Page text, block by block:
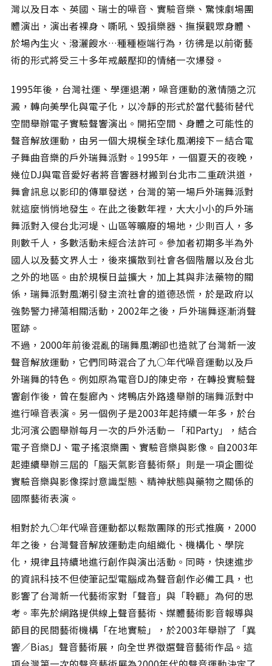
灣以及日本、英國、瑞士的噪音、實驗音樂、驚悚劇場團
體演出，演出者裸身、嘶吼、毀損樂器、撫摸觀眾身體、
於場內生火、潑灑餿水…種種極端行為，彷彿是以前衛藝
術的形式將受三十多年戒嚴壓抑的情緒一次爆發。
1995年後，台灣社運、學運退潮，噪音運動的激情隨之沉
澱，轉向美學化與電子化，以冷靜的形式於當代藝術替代
空間舉辦電子實驗聲響演出。開拓空間、身體之可能性的
聲音解放運動，由另一個大規模全球化風潮接下－結合電
子舞曲音樂的戶外瑞舞派對。1995年，一個夏天的夜晚，
幾位DJ與電音愛好者將音響器材搬到台北市二重疏洪道，
舞會訊息以影印的傳單發送，台灣的第一場戶外瑞舞派對
就這麼悄悄地發生。在此之後數年裡，大大小小的戶外瑞
舞派對入侵台北河堤、山區等曠廢的場地，少則百人，多
則數千人，多數活動未經合法許可。參加者初期多半為外
國人以及藝文界人士，後來擴散到社會各個階層以及台北
之外的地區。由於規模日益擴大，加上其與非法藥物的關
係，瑞舞派對風潮引發主流社會的道德恐慌，於是政府以
強勢警力掃蕩相關活動，2002年之後，戶外瑞舞逐漸消聲
匿跡。
不過，2000年前後混亂的瑞舞風潮卻也造就了台灣新一波
聲音解放運動，它們同時混合了九○年代噪音運動以及戶
外瑞舞的特色。例如原為電音DJ的陳史帝，在轉投實驗聲
響創作後，曾在髮廊內、烤鴨店外路邊舉辦的瑞舞派對中
進行噪音表演。另一個例子是2003年起持續一年多，於台
北河濱公園舉辦每月一次的戶外活動－「和Party」，結合
電子音樂DJ、電子搖滾樂團、實驗音樂與影像。自2003年
起連續舉辦三屆的「腦天氣影音藝術祭」則是一項企圖從
實驗音樂與影像探討意識型態、精神狀態與藥物之關係的
國際藝術表演。
相對於九○年代噪音運動都以鬆散團隊的形式推廣，2000
年之後，台灣聲音解放運動走向組織化、機構化、學院
化，規律且持續地進行創作與演出活動。同時，快速進步
的資訊科技不但使筆記型電腦成為聲音創作必備工具，也
影響了台灣新一代藝術家對「聲音」與「聆聽」為何的思
考。率先於網路提供線上聲音藝術、媒體藝術影音報導與
節目的民間藝術機構「在地實驗」，於2003年舉辦了「異
響∕Bias」聲音藝術展，向全世界徵選聲音藝術作品。這